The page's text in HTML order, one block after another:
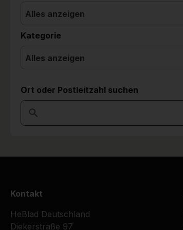
Alles anzeigen
Kategorie
Alles anzeigen
Ort oder Postleitzahl suchen
Kontakt
HeBlad Deutschland
Diekerstraße 97